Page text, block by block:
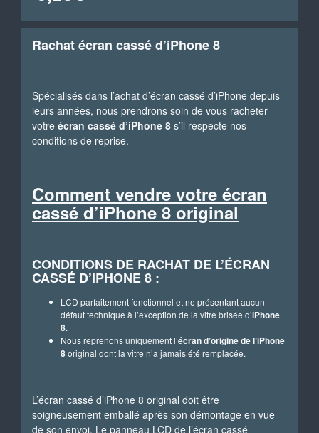
Rachat écran cassé d’iPhone 8
Spécialisés dans l’achat d’écran cassé d’iPhone depuis
ieurs années, nous prendrons soin de vous racheter
votre écran cassé d’iPhone 8 s’il respecte nos
conditions de reprise.
Comment vendre votre écran
cassé d’iPhone 8 original
CONDITIONS DE RACHAT DE L’ÉCRAN
CASSÉ D’IPHONE 8 :
LCD parfaitement fonctionnel et ne présentant aucun
défaut technique à l’exception de la vitre brisée d’iPhone
8.
Nous reprenons uniquement l’écran d’origine de l’iPhone
8original dont la vitre n’a jamais été remplacée.
L’écran cassé d’iPhone 8 original doit être
soigneusement emballé après son démontage en vue
de son envoi. Le panneau LCD de l’écran cassé